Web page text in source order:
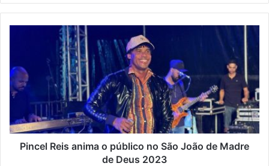
Pincel Reis anima o público no São João de Madre
de Deus 2023